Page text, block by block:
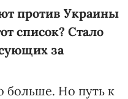
против Украины
список? Стало
за
больше. Но путь к